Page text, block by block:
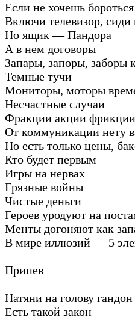
Если не хочешь
Включи телевизор, сиди
Но ящик — Пандора
А в нем договоры
Запары, запоры, заборы
Темные тучи
Мониторы, моторы
Несчастные случаи
Фракции акции
От коммуникации нету
Но есть только цены,
Кто будет первым
Игры на нервах
Грязные войны
Чистые деньги
Героев уродуют на
Менты догоняют как
В мире иллюзий — 5
Припев
Натяни на голову гандон
Есть такой закон